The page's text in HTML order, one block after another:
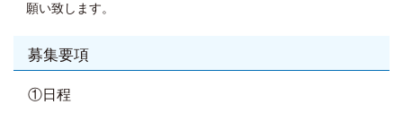
願い致します。
募集要項
①日程